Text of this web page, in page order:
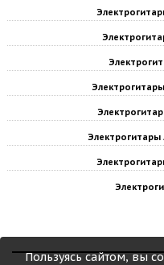
Электрогитары
Пользуясь сайтом, вы